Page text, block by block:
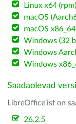
Linux x64 (rpm)
macOS
macOS
Windows (32
Windows
Windows
Saadaolevad
LibreOffice'ist on
26.2.5